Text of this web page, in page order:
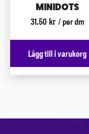
MINIDOTS
31.50 kr / per dm
Lägg till i varukorg